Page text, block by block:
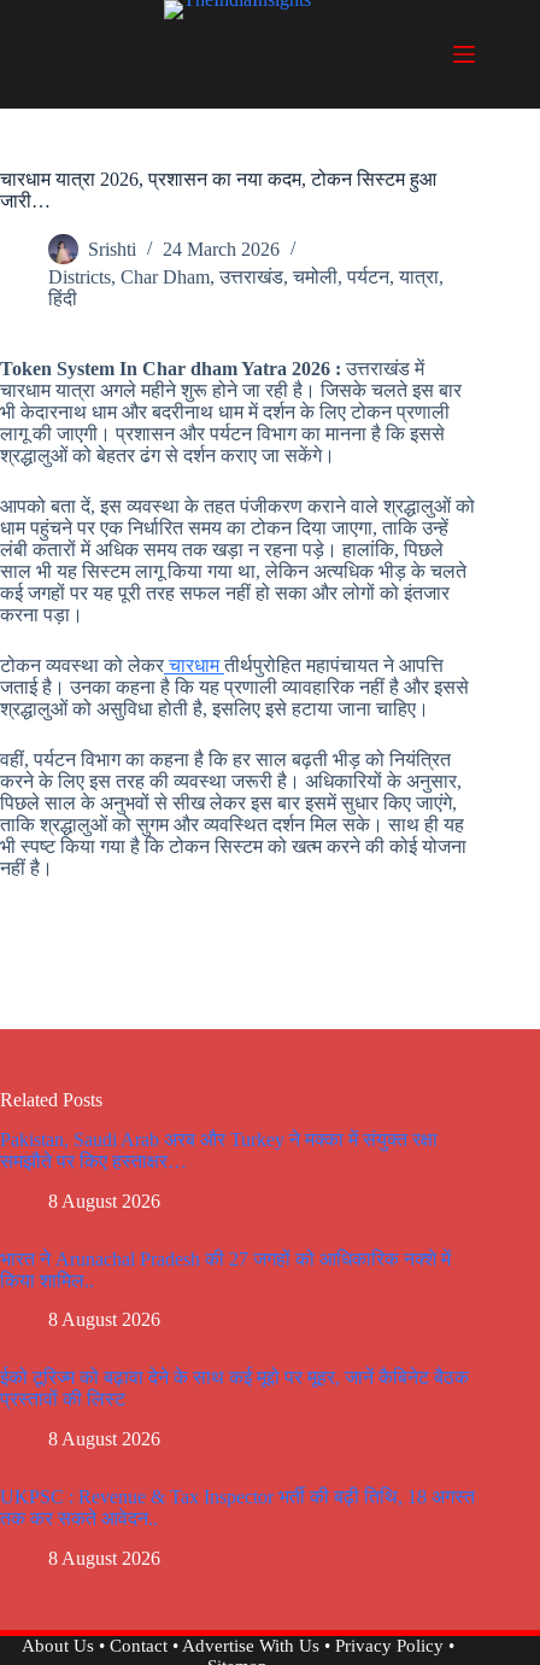
चारधाम यात्रा 2026, प्रशासन का नया कदम, टोकन सिस्टम हुआ
जारी…
Srishti
24 March 2026
Districts, Char Dham,उत्तराखंड,चमोली,पर्यटन,यात्रा,
हिंदी
Token System In Char dham Yatra 2026 : उत्तराखंड में
चारधाम यात्रा अगले महीने शुरू होने जा रही है। जिसके चलते इस बार
भी केदारनाथ धाम और बदरीनाथ धाम में दर्शन के लिए टोकन प्रणाली
लागू की जाएगी। प्रशासन और पर्यटन विभाग का मानना है कि इससे
श्रद्धालुओं को बेहतर ढंग से दर्शन कराए जा सकेंगे।
आपको बता दें, इस व्यवस्था के तहत पंजीकरण कराने वाले श्रद्धालुओं को
धाम पहुंचने पर एक निर्धारित समय का टोकन दिया जाएगा, ताकि उन्हें
लंबी कतारों में अधिक समय तक खड़ा न रहना पड़े। हालांकि, पिछले
साल भी यह सिस्टम लागू किया गया था, लेकिन अत्यधिक भीड़ के चलते
कई जगहों पर यह पूरी तरह सफल नहीं हो सका और लोगों को इंतजार
करना पड़ा।
टोकन व्यवस्था को लेकरचारधामतीर्थपुरोहित महापंचायत ने आपत्ति
जताई है। उनका कहना है कि यह प्रणाली व्यावहारिक नहीं है और इससे
श्रद्धालुओं को असुविधा होती है, इसलिए इसे हटाया जाना चाहिए।
वहीं, पर्यटन विभाग का कहना है कि हर साल बढ़ती भीड़ को नियंत्रित
करने के लिए इस तरह की व्यवस्था जरूरी है। अधिकारियों के अनुसार,
पिछले साल के अनुभवों से सीख लेकर इस बार इसमें सुधार किए जाएंगे,
ताकि श्रद्धालुओं को सुगम और व्यवस्थित दर्शन मिल सके। साथ ही यह
भी स्पष्ट किया गया है कि टोकन सिस्टम को खत्म करने की कोई योजना
नहीं है।
Related Posts
Pakistan, Saudi Arab अरब और Turkey ने मक्का में संयुक्त रक्षा
समझौते पर किए हस्ताक्षर…
8 August 2026
भारत ने Arunachal Pradesh की 27 जगहों को आधिकारिक नक्शे में
किया शामिल..
8 August 2026
ईको टूरिज्म को बढ़ावा देने के साथ कई मूद्दो पर मूहर, जानें कैबिनेट बैठक
प्रस्तावों की लिस्ट
8 August 2026
UKPSC : Revenue & Tax Inspector भर्ती की बढ़ी तिथि, 18 अगस्त
तक कर सकते आवेदन..
8 August 2026
About Us• Contact•Advertise With Us• Privacy Policy•